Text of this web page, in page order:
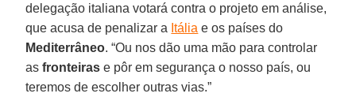
delegação italiana votará contra o projeto em análise,
que acusa de penalizar a Itália e os países do
Mediterrâneo. “Ou nos dão uma mão para controlar
as fronteiras e pôr em segurança o nosso país, ou
teremos de escolher outras vias.”